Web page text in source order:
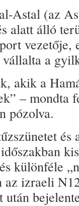
Astal (az
alatt álló
a
akik a
– mondta
pózolva.
és
különféle
az izraeli
után